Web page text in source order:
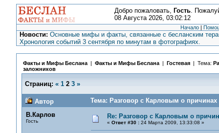
Добро пожаловать, Гость.
08 Августа 2026, 03:02:12
Начало |
Новости: Основные мифы и факты, связанные с бесланским
Хронология событий 3 сентября по минутам в фотографиях.
Факты и Мифы Беслана| Факты и Мифы Беслана| Гостевая | Тема:
заложников
Страниц: « 1 2 3 »
Автор
Тема: Разговор с Карловым о причинах
В.Карлов
Гость
Re: Разговор с Карловым о
« Ответ #30 :24 Марта 2009, 13:33:08 »